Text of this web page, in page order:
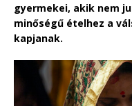
gyermekei, akik nem
minőségű ételhez a
kapjanak.